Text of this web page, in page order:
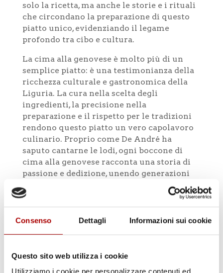
Consenso Dettagli Informazioni sui cookie
Questo sito web utilizza i cookie
Utilizziamo i cookie per personalizzare contenuti ed
solo la ricetta, ma anche le storie e i rituali
che circondano la preparazione di questo
piatto unico, evidenziando il legame
profondo tra cibo e cultura.
La cima alla genovese è molto più di un
semplice piatto: è una testimonianza della
ricchezza culturale e gastronomica della
Liguria. La cura nella scelta degli
ingredienti, la precisione nella
preparazione e il rispetto per le tradizioni
rendono questo piatto un vero capolavoro
culinario. Proprio come De André ha
saputo cantarne le lodi, ogni boccone di
cima alla genovese racconta una storia di
passione e dedizione, unendo generazioni
essenza della cucina ligure, la cima alla
genovese è un’esperienza imperdibile, un
italiana.